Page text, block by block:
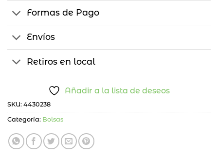
Formas de Pago
Envíos
Retiros en local
Añadir a la lista de deseos
SKU: 4430238
Categoría: Bolsas